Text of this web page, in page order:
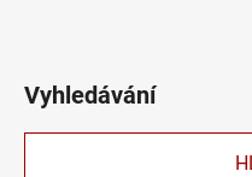
Vyhledávání